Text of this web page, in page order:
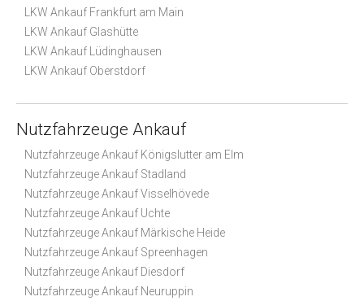
LKW Ankauf Frankfurt am Main
LKW Ankauf Glashütte
LKW Ankauf Lüdinghausen
LKW Ankauf Oberstdorf
Nutzfahrzeuge Ankauf
Nutzfahrzeuge Ankauf Königslutter am Elm
Nutzfahrzeuge Ankauf Stadland
Nutzfahrzeuge Ankauf Visselhövede
Nutzfahrzeuge Ankauf Uchte
Nutzfahrzeuge Ankauf Märkische Heide
Nutzfahrzeuge Ankauf Spreenhagen
Nutzfahrzeuge Ankauf Diesdorf
Nutzfahrzeuge Ankauf Neuruppin